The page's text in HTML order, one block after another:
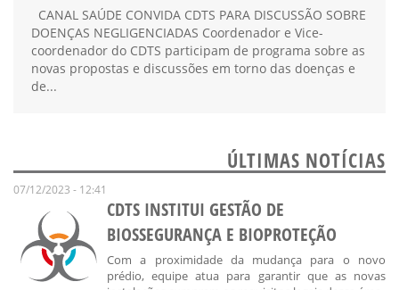
CANAL SAÚDE CONVIDA CDTS PARA DISCUSSÃO SOBRE
DOENÇAS NEGLIGENCIADAS Coordenador e Vice-
coordenador do CDTS participam de programa sobre as
novas propostas e discussões em torno das doenças e
de...
ÚLTIMAS NOTÍCIAS
07/12/2023 - 12:41
CDTS INSTITUI GESTÃO DE
BIOSSEGURANÇA E BIOPROTEÇÃO
Com a proximidade da mudança para o novo
prédio, equipe atua para garantir que as novas